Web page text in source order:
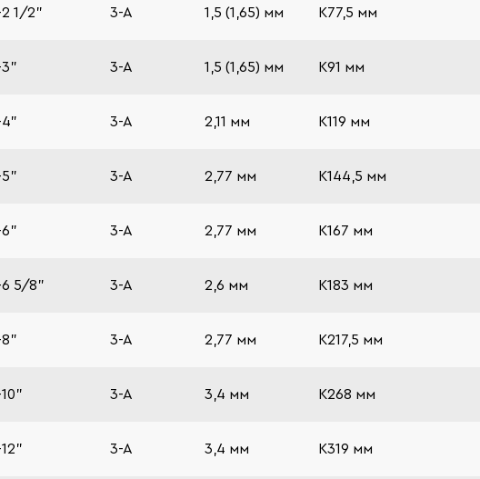
2 1/2" 3-A 1,5 (1,65) мм К77,5 мм
3" 3-A 1,5 (1,65) мм К91 мм
4" 3-A 2,11 мм К119 мм
5" 3-A 2,77 мм К144,5 мм
6" 3-A 2,77 мм К167 мм
6 5/8" 3-A 2,6 мм К183 мм
8" 3-A 2,77 мм К217,5 мм
3-A 3,4 мм К268 мм
3-A 3,4 мм К319 мм